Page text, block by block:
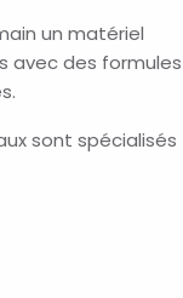
un matériel
avec des formules
sont spécialisés